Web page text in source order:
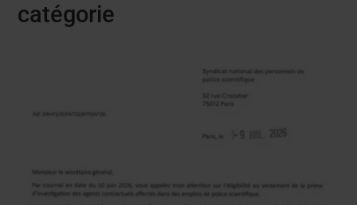
catégorie